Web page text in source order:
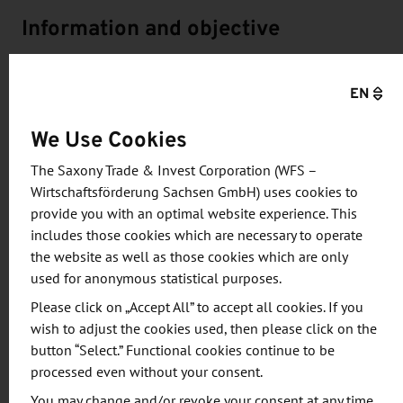
Information and objective
ausländischen BWL-Studenten aus Sachsen eine
digitale Vertriebskampagne aus, um neue
internationale Kunden zu gewinnen.
Mit 500 € Werbebudget (vom Unternehmen
gestellt) finden die fünf Teams heraus, welche
Online-Kanäle sich am besten eignen, um Marke
und Produkte zu bewerben und zu handeln.
Darüber hinaus ziehen sie wertvolle Erkenntnisse
über die Ansprache, das Verhalten sowie Vorlieben
der ausländischen Zielgruppen aus der Kampagne.
EN
We Use Cookies
The Saxony Trade & Invest Corporation (WFS –
Wirtschaftsförderung Sachsen GmbH) uses cookies to
provide you with an optimal website experience. This
includes those cookies which are necessary to operate
the website as well as those cookies which are only
used for anonymous statistical purposes.
Please click on „Accept All” to accept all cookies. If you
wish to adjust the cookies used, then please click on the
button “Select.” Functional cookies continue to be
processed even without your consent.